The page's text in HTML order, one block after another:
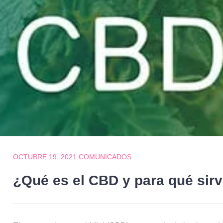
OCTUBRE 19, 2021 COMUNICADOS
¿Qué es el CBD y para qué